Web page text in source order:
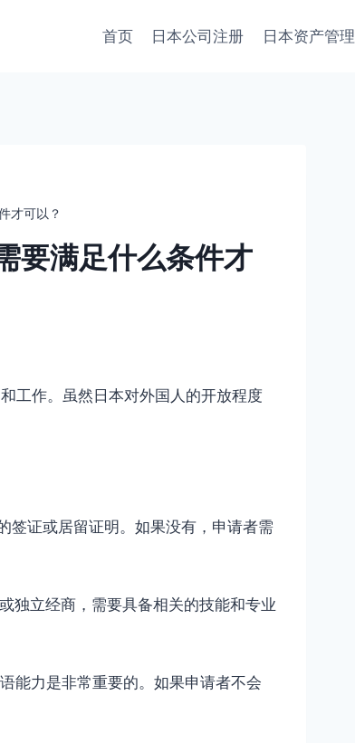
首页 日本公司注册 日本资产管理
才可以？
要满足什么条件才
作。虽然日本对外国人的开放程度
证或居留证明。如果没有，申请者需
立经商，需要具备相关的技能和专业
力是非常重要的。如果申请者不会